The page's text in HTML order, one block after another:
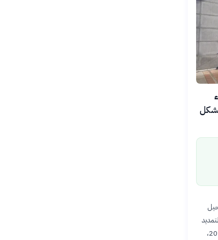
الترحيل
بلا سقف زمني في الحالات المصنفة خطراً أمنياً. هذه الخطوة، التي دخلت حيز التنفيذ في 12 يونيو 2026،